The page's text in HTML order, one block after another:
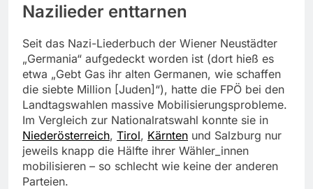
Nazilieder enttarnen
Seit das Nazi-Liederbuch der Wiener Neustädter
„Germania“ aufgedeckt worden ist (dort hieß es
etwa „Gebt Gas ihr alten Germanen, wie schaffen
die siebte Million [Juden]“), hatte die FPÖ bei den
Landtagswahlen massive Mobilisierungsprobleme.
Im Vergleich zur Nationalratswahl konnte sie in
Niederösterreich, Tirol, Kärnten und Salzburg nur
jeweils knapp die Hälfte ihrer Wähler_innen
mobilisieren – so schlecht wie keine der anderen
Parteien.